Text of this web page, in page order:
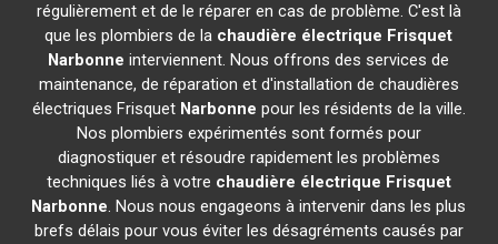
régulièrement et de le réparer en cas de problème. C'est là
que les plombiers de la chaudière électrique Frisquet
Narbonne interviennent. Nous offrons des services de
maintenance, de réparation et d'installation de chaudières
électriques Frisquet Narbonne pour les résidents de la ville.
Nos plombiers expérimentés sont formés pour
diagnostiquer et résoudre rapidement les problèmes
techniques liés à votre chaudière électrique Frisquet
Narbonne. Nous nous engageons à intervenir dans les plus
brefs délais pour vous éviter les désagréments causés par